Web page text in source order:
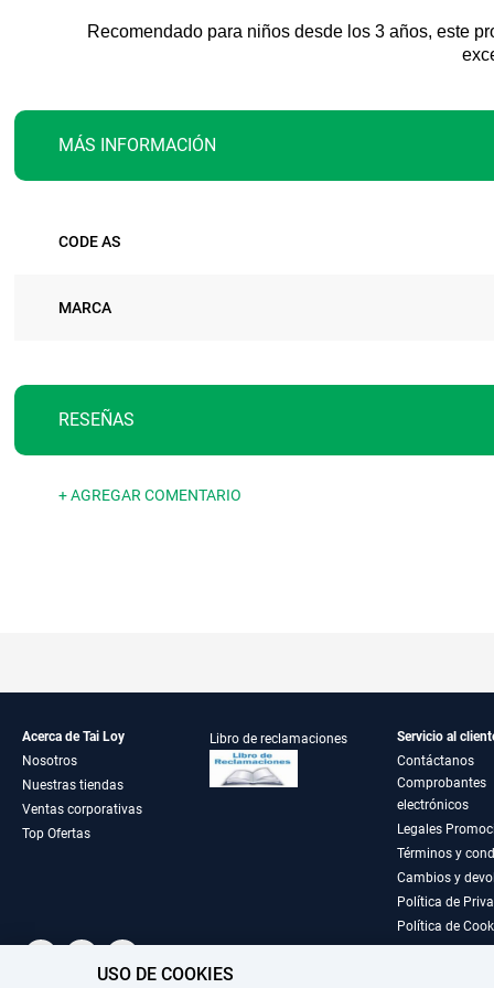
Recomendado para niños desde los 3 años, este
MÁS INFORMACIÓN
información
CODE AS
MARCA
RESEÑAS
+ AGREGAR COMENTARIO
Acerca de Tai Loy
Nosotros
Nuestras tiendas
Ventas corporativas
Top Ofertas
Libro de reclamaciones
Servicio al
Contáctanos
Comprobantes
electrónicos
Legales
Términos y
Cambios y
Política de
Política de
USO DE COOKIES